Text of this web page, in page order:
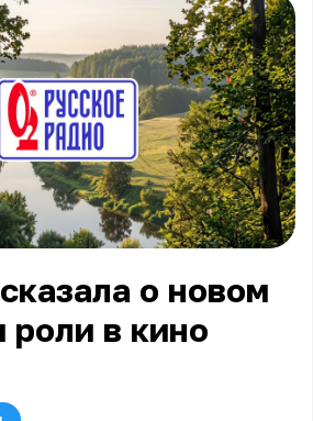
о новом
роли в кино